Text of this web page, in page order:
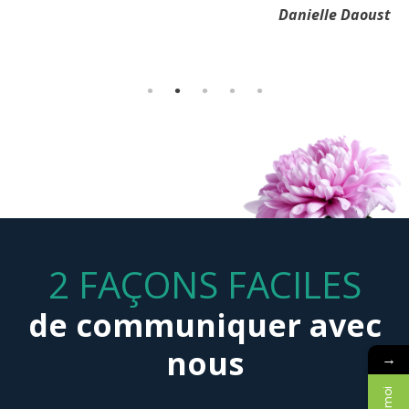
Danielle Daoust
Merci à toutes les personnes présentes. Vous nous avez
Bref ce fut un succès sur toute la ligne grâce à vous tous.
2 FAÇONS FACILES
de communiquer avec
nous
→